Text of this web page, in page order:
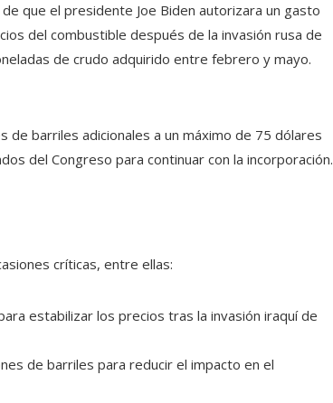
que el presidente Joe Biden autorizara un gasto
del combustible después de la invasión rusa de
de crudo adquirido entre febrero y mayo.
barriles adicionales a un máximo de 75 dólares
del Congreso para continuar con la incorporación.
críticas, entre ellas:
estabilizar los precios tras la invasión iraquí de
de barriles para reducir el impacto en el